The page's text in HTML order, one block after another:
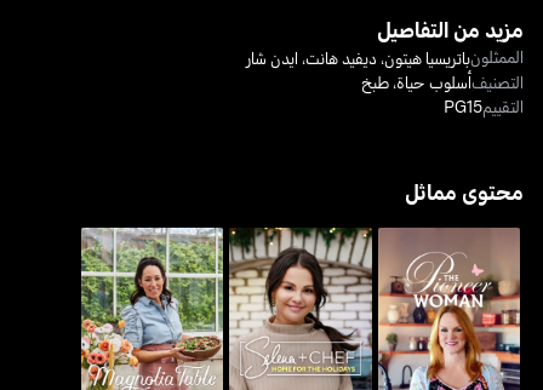
مزيد من التفاصيل
الممثلونباتريسيا هيتون، ديفيد هانت، ايدن شار
التصنيفأسلوب حياة،طبخ
التقييمPG15
محتوى مماثل
ذا بايونير وومان
سيلينا + شيف: هوم فور ذا
هوليدايز
طاولة ماجنوليا مع جوانا
جاينز